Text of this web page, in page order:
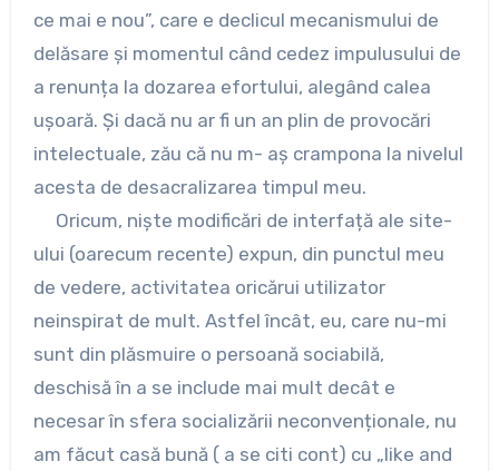
ce mai e nou”, care e declicul mecanismului de
delăsare și momentul când cedez impulusului de
a renunța la dozarea efortului, alegând calea
ușoară. Și dacă nu ar fi un an plin de provocări
intelectuale, zău că nu m- aș crampona la nivelul
acesta de desacralizarea timpul meu.
Oricum, niște modificări de interfață ale site-
ului (oarecum recente) expun, din punctul meu
de vedere, activitatea oricărui utilizator
neinspirat de mult. Astfel încât, eu, care nu-mi
sunt din plăsmuire o persoană sociabilă,
deschisă în a se include mai mult decât e
necesar în sfera socializării neconvenționale, nu
am făcut casă bună ( a se citi cont) cu „like and